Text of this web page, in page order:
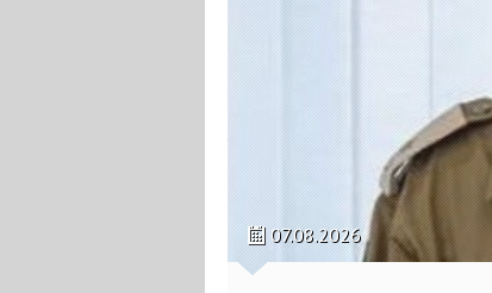
07.08.2026